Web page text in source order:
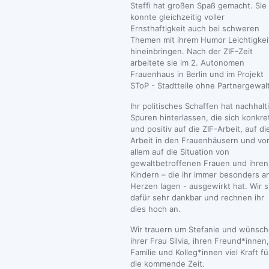
Steffi hat großen Spaß gemacht. Sie
konnte gleichzeitig voller
Ernsthaftigkeit auch bei schweren
Themen mit ihrem Humor
hineinbringen. Nach der ZIF-Zeit
arbeitete sie im 2. Autonomen
Frauenhaus in Berlin und im Projekt
SToP - Stadtteile ohne
Ihr politisches Schaffen hat
Spuren hinterlassen, die sich
und positiv auf die ZIF-Arbeit, auf
Arbeit in den Frauenhäusern und vor
allem auf die Situation von
gewaltbetroffenen Frauen und ihren
Kindern – die ihr immer besonders
Herzen lagen - ausgewirkt hat. Wir
dafür sehr dankbar und rechnen ihr
dies hoch an.
Wir trauern um Stefanie und
ihrer Frau Silvia, ihren Freund*innen,
Familie und Kolleg*innen viel Kraft
die kommende Zeit.